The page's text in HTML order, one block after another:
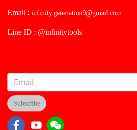
Email : infinity.generation9@gmail.com
Line ID : @infinitytools
Subscribe